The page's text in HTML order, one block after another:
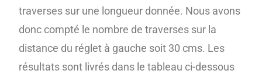
traverses sur une longueur donnée. Nous avons
donc compté le nombre de traverses sur la
distance du réglet à gauche soit 30 cms. Les
résultats sont livrés dans le tableau ci-dessous